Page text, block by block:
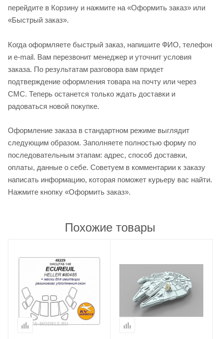
перейдите в Корзину и нажмите на «Оформить заказ» или
«Быстрый заказ».
Когда оформляете быстрый заказ, напишите ФИО, телефон
и e-mail. Вам перезвонит менеджер и уточнит условия
заказа. По результатам разговора вам придет
подтверждение оформления товара на почту или через
СМС. Теперь останется только ждать доставки и
радоваться новой покупке.
Оформление заказа в стандартном режиме выглядит
следующим образом. Заполняете полностью форму по
последовательным этапам: адрес, способ доставки,
оплаты, данные о себе. Советуем в комментарии к заказу
написать информацию, которая поможет курьеру вас найти.
Нажмите кнопку «Оформить заказ».
Похожие товары